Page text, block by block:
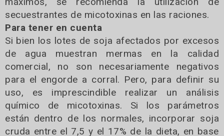
secuestrantes de micotoxinas en las raciones.
Para tener en cuenta
Si bien los lotes de soja afectados por excesos
de agua muestran mermas en la calidad
comercial, no son necesariamente negativos
para el engorde a corral. Pero, para definir su
uso, es imprescindible realizar un análisis
químico de micotoxinas. Si los parámetros
están dentro de los normales, incorporar soja
cruda entre el 7,5 y el 17% de la dieta, en base